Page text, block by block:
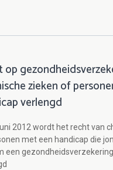
op
zieken of
verlengd
2012 wordt het recht van
met een handicap die
een